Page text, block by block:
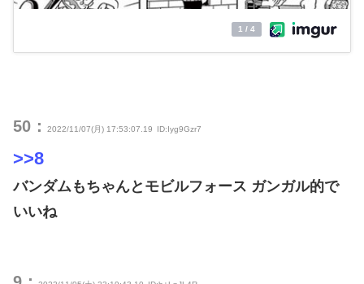
50： 2022/11/07(月) 17:53:07.19 ID:Iyg9Gzr7
>>8
バンダムもちゃんとモビルフォース ガンガル的で
いいね